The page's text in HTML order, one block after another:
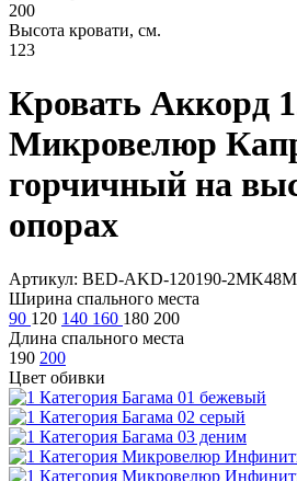
200
Высота кровати, см.
123
Кровать Аккорд
Микровелюр
горчичный на
опорах
Артикул: BED-AKD-120190-
Ширина спального места
90 120 140 160 180 200
Длина спального места
190 200
Цвет обивки